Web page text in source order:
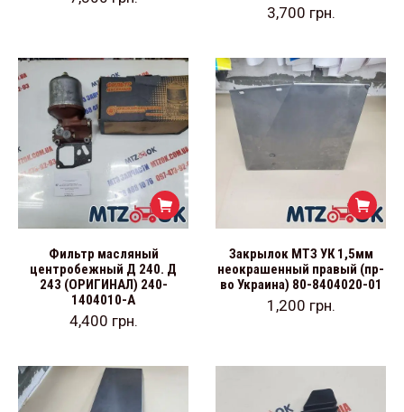
3,700 грн.
Фильтр масляный
центробежный Д 240. Д
243 (ОРИГИНАЛ) 240-
1404010-А
4,400 грн.
Закрылок МТЗ УК 1,5мм
неокрашенный правый (пр-
во Украина) 80-8404020-01
1,200 грн.